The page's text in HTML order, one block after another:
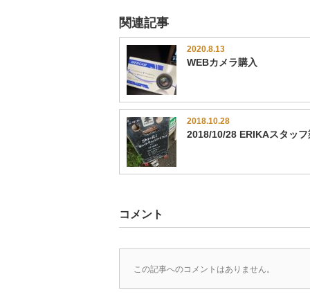
関連記事
2020.8.13
WEBカメラ購入
2018.10.28
2018/10/28 ERIKAスタッフ
コメント
この記事へのコメントはありません。